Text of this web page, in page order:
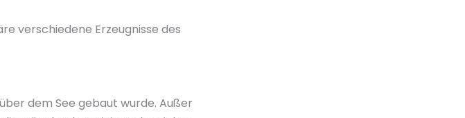
verschiedene Erzeugnisse des
dem See gebaut wurde. Außer